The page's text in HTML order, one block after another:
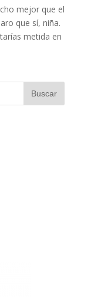
mejor que el
que sí, niña.
metida en